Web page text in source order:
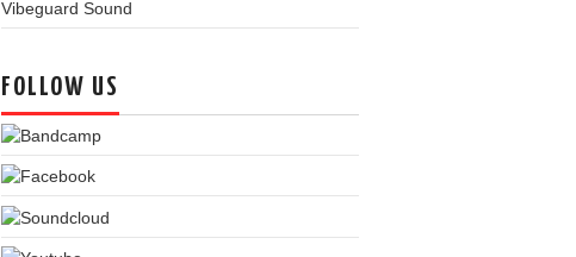
Vibeguard Sound
FOLLOW US